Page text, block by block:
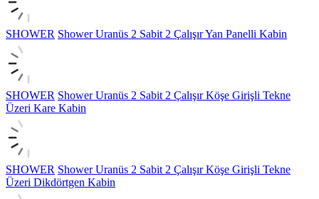
SHOWER Shower Uranüs 2 Sabit 2 Çalışır Yan Panelli Kabin
SHOWER Shower Uranüs 2 Sabit 2 Çalışır Köşe Girişli Tekne
Üzeri Kare Kabin
SHOWER Shower Uranüs 2 Sabit 2 Çalışır Köşe Girişli Tekne
Üzeri Dikdörtgen Kabin